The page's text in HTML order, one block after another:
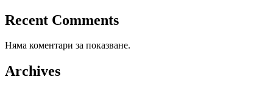
Recent Comments
Няма коментари за показване.
Archives